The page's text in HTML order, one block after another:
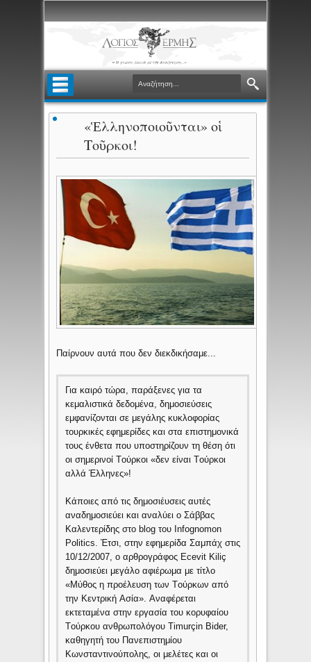
«Ἑλληνοποιοῦνται» οἱ
Τοῦρκοι!
Παίρνουν αυτά που δεν διεκδικήσαμε...
Για καιρό τώρα, παράξενες για τα
κεμαλιστικά δεδομένα, δημοσιεύσεις
εμφανίζονται σε μεγάλης κυκλοφορίας
τουρκικές εφημερίδες και στα επιστημονικά
τους ένθετα που υποστηρίζουν τη θέση ότι
οι σημερινοί Tούρκοι «δεν είναι Tούρκοι
αλλά Έλληνες»!
Kάποιες από τις δημοσιέυσεις αυτές
αναδημοσιεύει και αναλύει o Σάββας
Kαλεντερίδης στο blog του Infognomon
Politics. Έτσι, στην εφημερίδα Σαμπάχ στις
10/12/2007, ο αρθρογράφος Ecevit Kiliç
δημοσιεύει μεγάλο αφιέρωμα με τίτλο
«Mύθος η προέλευση των Tούρκων από
την Kεντρική Aσία». Aναφέρεται
εκτεταμένα στην εργασία του κορυφαίου
Tούρκου ανθρωπολόγου Timurçin Bider,
καθηγητή του Πανεπιστημίου
Kωνσταντινούπολης, οι μελέτες και οι